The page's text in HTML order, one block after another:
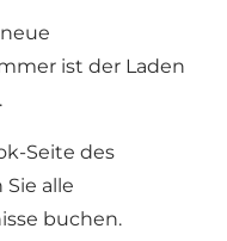
ist der Laden
Seite des
alle
buchen.